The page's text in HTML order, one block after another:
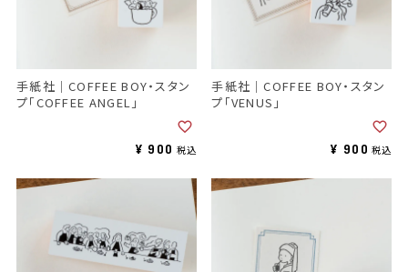
手紙社｜COFFEE BOY・スタン
プ「COFFEE ANGEL」
¥ 900 税込
手紙社｜COFFEE BOY・スタン
プ「VENUS」
¥ 900 税込